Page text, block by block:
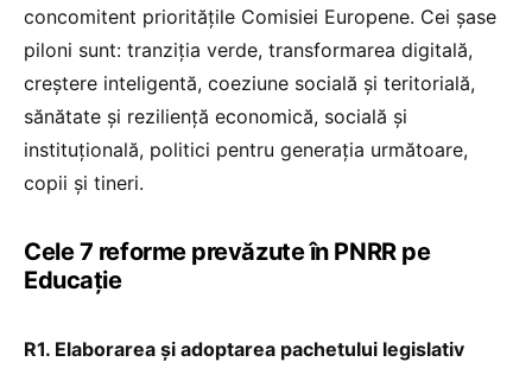
concomitent prioritățile Comisiei Europene. Cei șase
piloni sunt: tranziția verde, transformarea digitală,
creștere inteligentă, coeziune socială și teritorială,
sănătate și reziliență economică, socială și
instituțională, politici pentru generația următoare,
copii și tineri.
Cele 7 reforme prevăzute în PNRR pe
Educație
R1. Elaborarea și adoptarea pachetului legislativ